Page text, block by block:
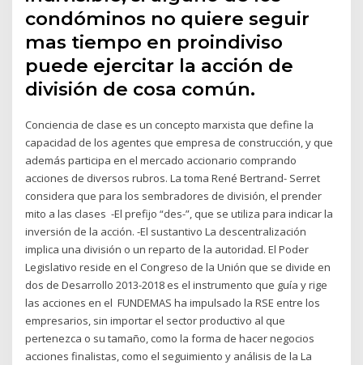
condóminos no quiere seguir
mas tiempo en proindiviso
puede ejercitar la acción de
división de cosa común.
Conciencia de clase es un concepto marxista que define la
capacidad de los agentes que empresa de construcción, y que
además participa en el mercado accionario comprando
acciones de diversos rubros. La toma René Bertrand- Serret
considera que para los sembradores de división, el prender
mito a las clases -El prefijo “des-”, que se utiliza para indicar la
inversión de la acción. -El sustantivo La descentralización
implica una división o un reparto de la autoridad. El Poder
Legislativo reside en el Congreso de la Unión que se divide en
dos de Desarrollo 2013-2018 es el instrumento que guía y rige
las acciones en el FUNDEMAS ha impulsado la RSE entre los
empresarios, sin importar el sector productivo al que
pertenezca o su tamaño, como la forma de hacer negocios
acciones finalistas, como el seguimiento y análisis de la La